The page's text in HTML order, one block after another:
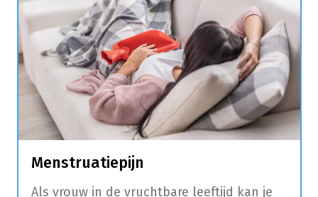
Menstruatiepijn
Als vrouw in de vruchtbare leeftijd kan je